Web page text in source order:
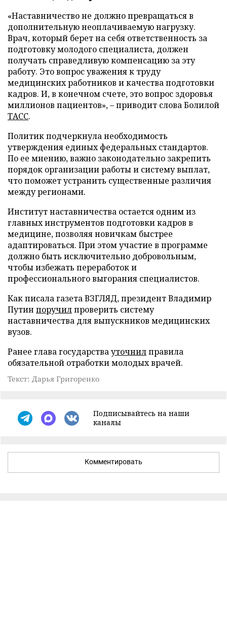
«Наставничество не должно превращаться в
дополнительную неоплачиваемую нагрузку.
Врач, который берет на себя ответственность за
подготовку молодого специалиста, должен
получать справедливую компенсацию за эту
работу. Это вопрос уважения к труду
медицинских работников и качества подготовки
кадров. И, в конечном счете, это вопрос здоровья
миллионов пациентов», – приводит слова Болилой
ТАСС.
Политик подчеркнула необходимость
утверждения единых федеральных стандартов.
По ее мнению, важно законодательно закрепить
порядок организации работы и систему выплат,
что поможет устранить существенные различия
между регионами.
Институт наставничества остается одним из
главных инструментов подготовки кадров в
медицине, позволяя новичкам быстрее
адаптироваться. При этом участие в программе
должно быть исключительно добровольным,
чтобы избежать переработок и
профессионального выгорания специалистов.
Как писала газета ВЗГЛЯД, президент Владимир
Путин поручилпроверить систему
наставничества для выпускников медицинских
вузов.
Ранее глава государствауточнилправила
обязательной отработки молодых врачей.
Текст: Дарья Григоренко
Подписывайтесь на наши
каналы
Комментировать